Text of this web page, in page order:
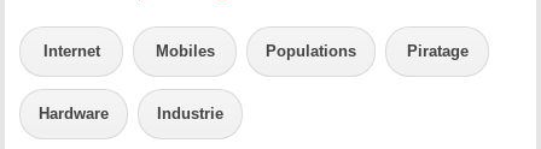
Internet Mobiles Populations Piratage
Hardware Industrie